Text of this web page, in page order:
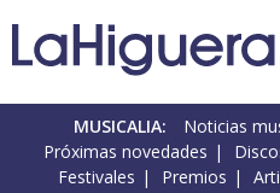
MUSICALIA: Noticias
Próximas novedades
Festivales
Premios